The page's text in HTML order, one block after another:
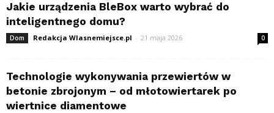
Jakie urządzenia BleBox warto wybrać do
inteligentnego domu?
Dom Redakcja Wlasnemiejsce.pl - 21 maja 2026 0
Technologie wykonywania przewiertów w
betonie zbrojonym – od młotowiertarek po
wiertnice diamentowe